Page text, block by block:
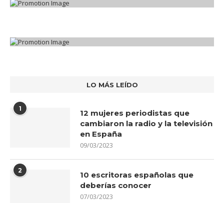
LO MÁS LEÍDO
1
12 mujeres periodistas que
cambiaron la radio y la televisión
en España
09/03/2023
2
10 escritoras españolas que
deberías conocer
07/03/2023